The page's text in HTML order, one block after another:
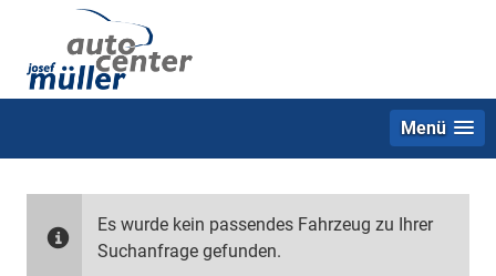
Menü
Es wurde kein passendes Fahrzeug zu Ihrer
Suchanfrage gefunden.